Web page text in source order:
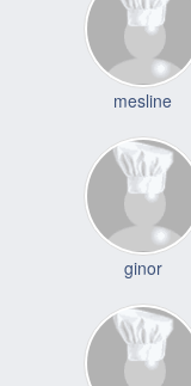
mesline
ginor